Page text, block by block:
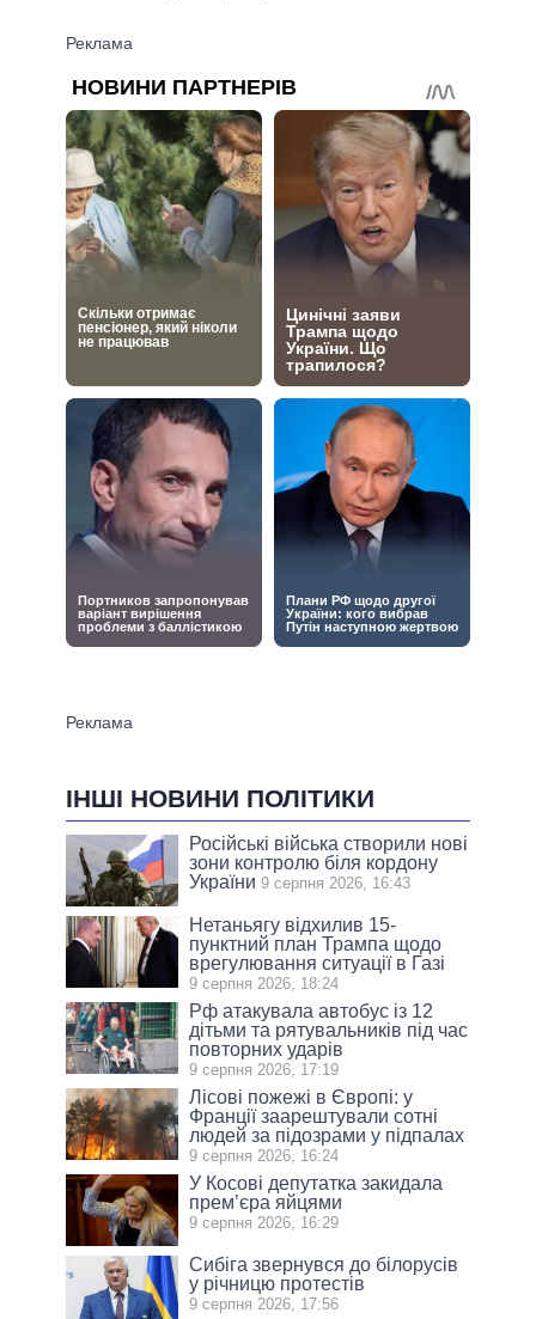
ІНШІ НОВИНИ ПОЛІТИКИ
Російські війська створили нові
зони контролю біля кордону
України 9 серпня 2026, 16:43
Нетаньягу відхилив 15-
пунктний план Трампа щодо
врегулювання ситуації в Газі
9 серпня 2026, 18:24
Рф атакувала автобус із 12
дітьми та рятувальників під час
повторних ударів
9 серпня 2026, 17:19
Лісові пожежі в Європі: у
Франції заарештували сотні
людей за підозрами у підпалах
9 серпня 2026, 16:24
У Косові депутатка закидала
прем’єра яйцями
9 серпня 2026, 16:29
Сибіга звернувся до білорусів
у річницю протестів
9 серпня 2026, 17:56